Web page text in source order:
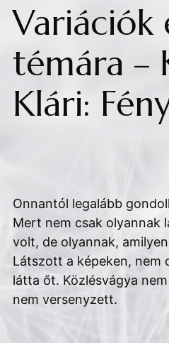
Variációk
témára –
Klári:
Onnantól legalább
Mert nem csak olyannak
volt, de olyannak,
Látszott a képeken, nem
látta őt. Közlésvágya
nem versenyzett.